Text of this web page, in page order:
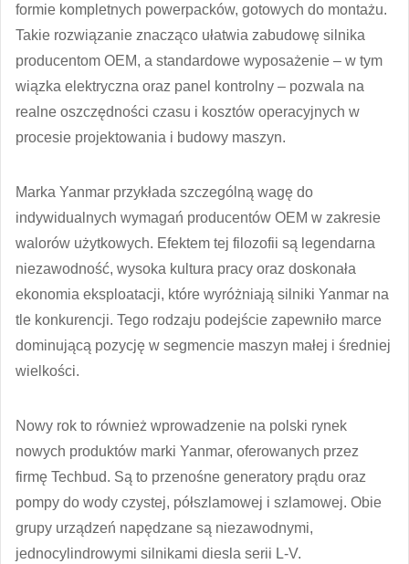
formie kompletnych powerpacków, gotowych do montażu.
Takie rozwiązanie znacząco ułatwia zabudowę silnika
producentom OEM, a standardowe wyposażenie – w tym
wiązka elektryczna oraz panel kontrolny – pozwala na
realne oszczędności czasu i kosztów operacyjnych w
procesie projektowania i budowy maszyn.
Marka Yanmar przykłada szczególną wagę do
indywidualnych wymagań producentów OEM w zakresie
walorów użytkowych. Efektem tej filozofii są legendarna
niezawodność, wysoka kultura pracy oraz doskonała
ekonomia eksploatacji, które wyróżniają silniki Yanmar na
tle konkurencji. Tego rodzaju podejście zapewniło marce
dominującą pozycję w segmencie maszyn małej i średniej
wielkości.
Nowy rok to również wprowadzenie na polski rynek
nowych produktów marki Yanmar, oferowanych przez
firmę Techbud. Są to przenośne generatory prądu oraz
pompy do wody czystej, półszlamowej i szlamowej. Obie
grupy urządzeń napędzane są niezawodnymi,
jednocylindrowymi silnikami diesla serii L-V.